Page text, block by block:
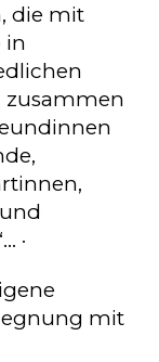
die mit
in
zusammen
·
mit